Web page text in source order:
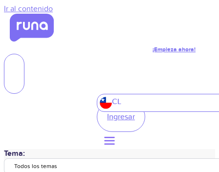
Ir al contenido
¡Empieza ahora!
CL
Ingresar
Tema:
Todos los temas